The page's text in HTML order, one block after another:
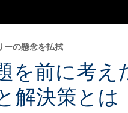
を前に考え
解決策とは
ーの懸念を払拭